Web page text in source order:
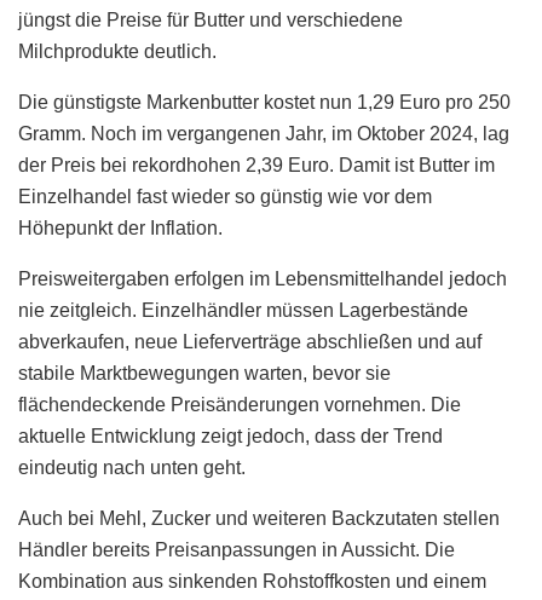
jüngst die Preise für Butter und verschiedene
Milchprodukte deutlich.
Die günstigste Markenbutter kostet nun 1,29 Euro pro 250
Gramm. Noch im vergangenen Jahr, im Oktober 2024, lag
der Preis bei rekordhohen 2,39 Euro. Damit ist Butter im
Einzelhandel fast wieder so günstig wie vor dem
Höhepunkt der Inflation.
Preisweitergaben erfolgen im Lebensmittelhandel jedoch
nie zeitgleich. Einzelhändler müssen Lagerbestände
abverkaufen, neue Lieferverträge abschließen und auf
stabile Marktbewegungen warten, bevor sie
flächendeckende Preisänderungen vornehmen. Die
aktuelle Entwicklung zeigt jedoch, dass der Trend
eindeutig nach unten geht.
Auch bei Mehl, Zucker und weiteren Backzutaten stellen
Händler bereits Preisanpassungen in Aussicht. Die
Kombination aus sinkenden Rohstoffkosten und einem